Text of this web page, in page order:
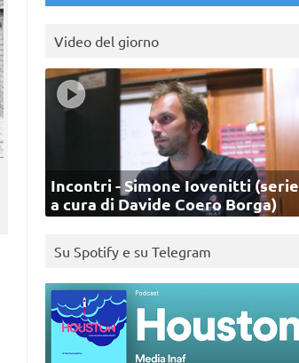
Video del giorno
Incontri - Simone Iovenitti (serie
a cura di Davide Coero Borga)
Su Spotify e su Telegram